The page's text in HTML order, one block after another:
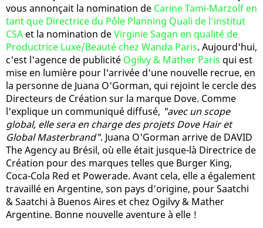
vous annonçait la nomination de Carine Tami-Marzolf en
tant que Directrice du Pôle Planning Quali de l'institut
CSA et la nomination deVirginie Sagan en qualité de
Productrice Luxe/Beauté chez Wanda Paris. Aujourd'hui,
c'est l'agence de publicité Ogilvy & Mather Paris qui est
mise en lumière pour l'arrivée d'une nouvelle recrue, en
la personne de Juana O'Gorman, qui rejoint le cercle des
Directeurs de Création sur la marque Dove. Comme
l'explique un communiqué diffusé, "avec un scope
global, elle sera en charge des projets Dove Hair et
Global Masterbrand". Juana O'Gorman arrive de DAVID
The Agency au Brésil, où elle était jusque-là Directrice de
Création pour des marques telles que Burger King,
Coca-Cola Red et Powerade. Avant cela, elle a également
travaillé en Argentine, son pays d’origine, pour Saatchi
& Saatchi à Buenos Aires et chez Ogilvy & Mather
Argentine. Bonne nouvelle aventure à elle !